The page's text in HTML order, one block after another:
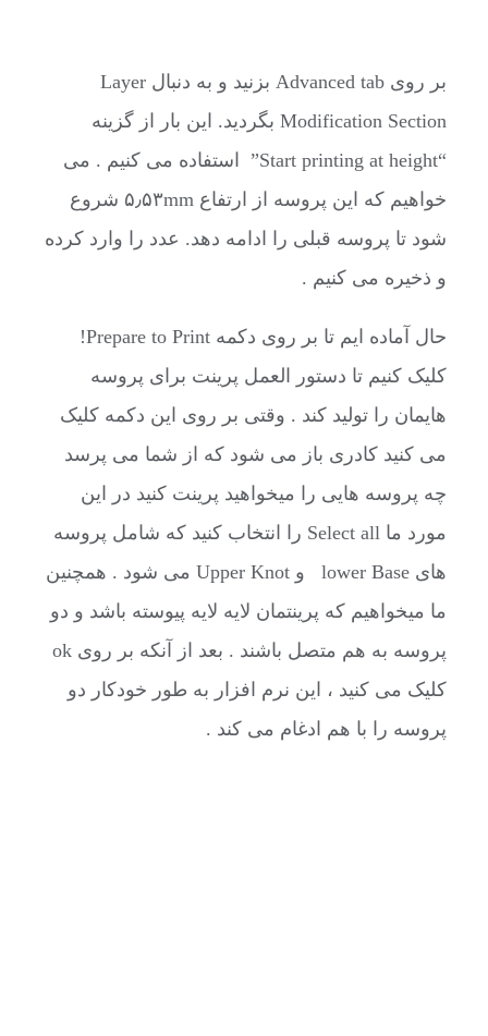
بر روی Advanced tab بزنید و به دنبال Layer
Modification Section بگردید. این بار از گزینه
“Start printing at height” استفاده می کنیم . می
خواهیم که این پروسه از ارتفاع ۵٫۵۳mm شروع
شود تا پروسه قبلی را ادامه دهد. عدد را وارد کرده
و ذخیره می کنیم .
حال آماده ایم تا بر روی دکمه Prepare to Print!
کلیک کنیم تا دستور العمل پرینت برای پروسه
هایمان را تولید کند . وقتی بر روی این دکمه کلیک
می کنید کادری باز می شود که از شما می پرسد
چه پروسه هایی را میخواهید پرینت کنید در این
مورد ما Select all را انتخاب کنید که شامل پروسه
های lower Base و Upper Knot می شود . همچنین
ما میخواهیم که پرینتمان لایه لایه پیوسته باشد و دو
پروسه به هم متصل باشند . بعد از آنکه بر روی ok
کلیک می کنید ، این نرم افزار به طور خودکار دو
پروسه را با هم ادغام می کند .